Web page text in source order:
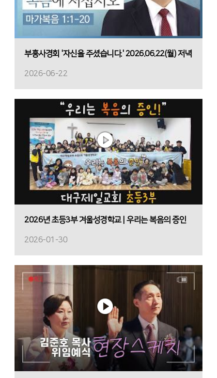
부흥사경회 '자신을 주셨습니다.' 2026.06.22(월) 저녁
2026-06-22
2026년 초등3부 겨울성경학교 | 우리는 복음의 증인
2026-01-30